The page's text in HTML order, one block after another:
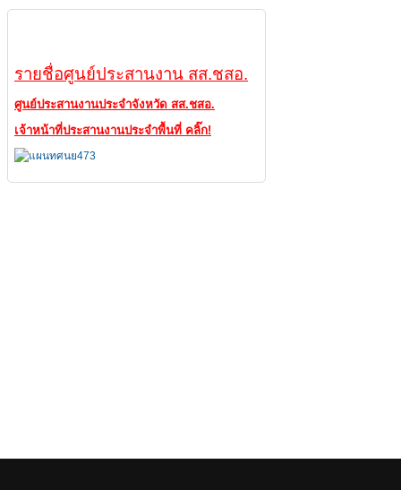
รายชื่อศูนย์ประสานงาน สส.ชสอ.
ศูนย์ประสานงานประจำจังหวัด สส.ชสอ.
เจ้าหน้าที่ประสานงานประจำพื้นที่ คลิ๊ก!